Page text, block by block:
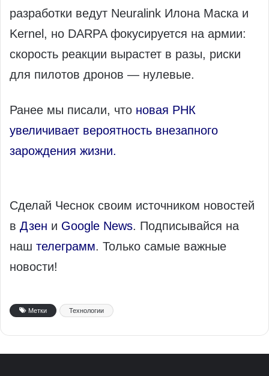
разработки ведут Neuralink Илона Маска и
Kernel, но DARPA фокусируется на армии:
скорость реакции вырастет в разы, риски
для пилотов дронов — нулевые.
Ранее мы писали, что новая РНК
увеличивает вероятность внезапного
зарождения жизни.
Сделай Чеснок своим источником новостей
в Дзен и Google News. Подписывайся на
наш телеграмм. Только самые важные
новости!
Метки Технологии